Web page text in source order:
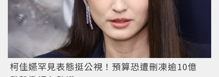
柯佳嬿罕見表態挺公視！預算恐遭刪凍逾10億